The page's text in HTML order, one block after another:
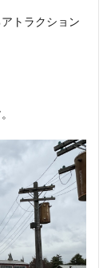
トラクション